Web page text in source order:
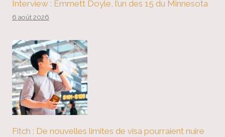
Interview : Emmett Doyle, l’un des 15 du Minnesota
6 août 2026
Fitch : De nouvelles limites de visa pourraient nuire